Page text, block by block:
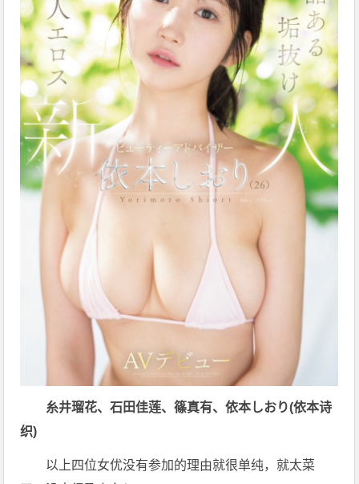
糸井瑠花、石田佳莲、篠真有、依本しおり(依本诗
织)
以上四位女优没有参加的理由就很单纯，就太菜